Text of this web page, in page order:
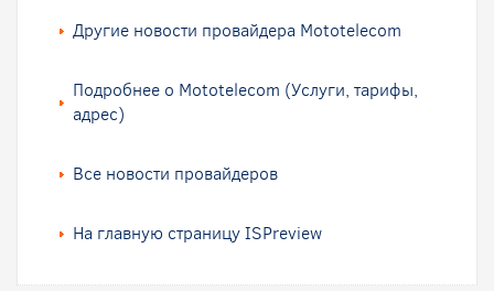
Другие новости провайдера Mototelecom
Подробнее о Mototelecom (Услуги, тарифы,
адрес)
Все новости провайдеров
На главную страницу ISPreview